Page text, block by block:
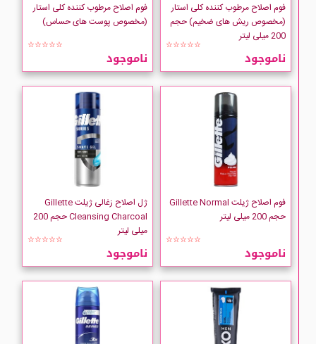
فوم اصلاح مرطوب کننده کلی استار
(مخصوص ریش های ضخیم) حجم
200 میلی لیتر
☆☆☆☆☆
ناموجود
فوم اصلاح مرطوب کننده کلی استار
(مخصوص پوست های حساس)
☆☆☆☆☆
ناموجود
فوم اصلاح ژیلت Gillette Normal
حجم 200 میلی لیتر
☆☆☆☆☆
ناموجود
ژل اصلاح زغالی ژیلت Gillette
Cleansing Charcoal حجم 200
میلی لیتر
☆☆☆☆☆
ناموجود